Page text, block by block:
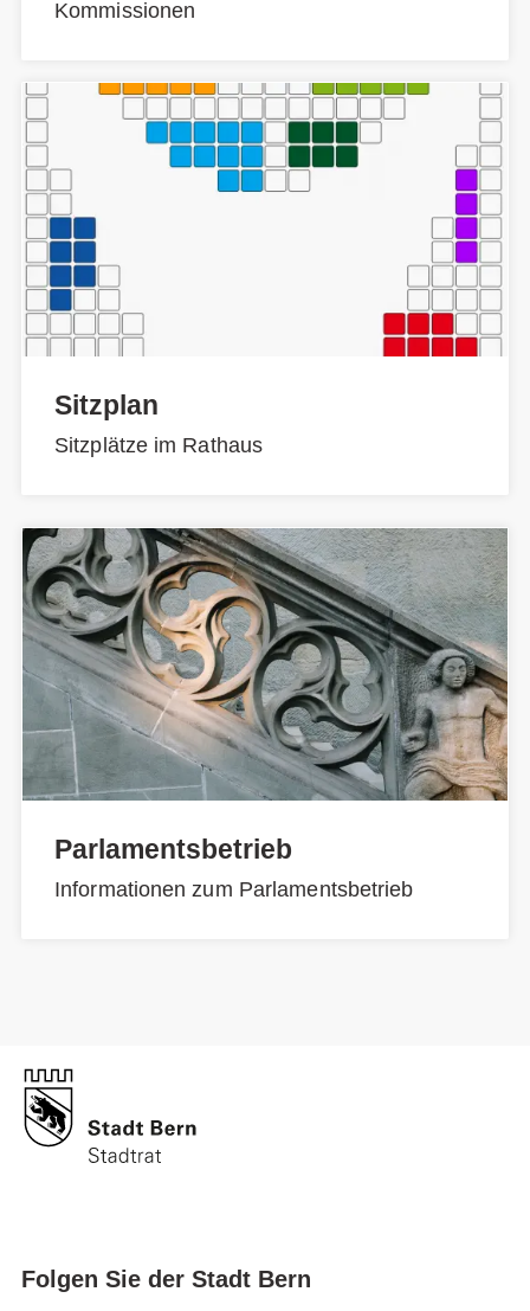
Kommissionen
Sitzplan
Sitzplätze im Rathaus
Parlamentsbetrieb
Informationen zum Parlamentsbetrieb
Folgen Sie der Stadt Bern